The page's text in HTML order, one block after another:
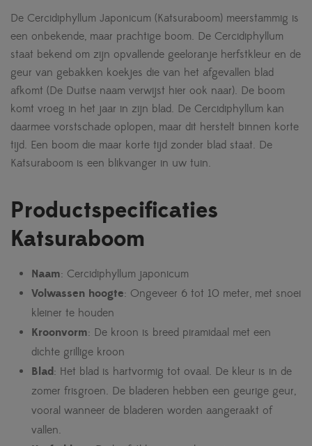
De Cercidiphyllum Japonicum (Katsuraboom) meerstammig is
een onbekende, maar prachtige boom. De Cercidiphyllum
staat bekend om zijn opvallende geeloranje herfstkleur en de
geur van gebakken koekjes die van het afgevallen blad
afkomt (De Duitse naam verwijst hier ook naar). De boom
komt vroeg in het jaar in zijn blad. De Cercidiphyllum kan
daarmee vorstschade oplopen, maar dit herstelt binnen korte
tijd. Een boom die maar korte tijd zonder blad staat. De
Katsuraboom is een blikvanger in uw tuin.
Productspecificaties
Katsuraboom
Naam: Cercidiphyllum japonicum
Volwassen hoogte: Ongeveer 6 tot 10 meter, met snoei
kleiner te houden
Kroonvorm: De kroon is breed piramidaal met een
dichte grillige kroon
Blad: Het blad is hartvormig tot ovaal. De kleur is in de
zomer frisgroen. De bladeren hebben een geurige geur,
vooral wanneer de bladeren worden aangeraakt of
vallen.